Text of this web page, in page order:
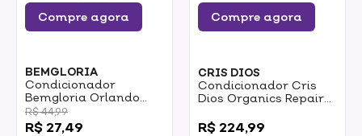
Compre agora
BEMGLORIA
Condicionador
Bemgloria Orlando
Morais Cabelo Barba E
Bigode 250ml
R$ 44,99
R$ 27,49
Compre agora
CRIS DIOS
Condicionador Cris
Dios Organics Repair
R$ 224,99